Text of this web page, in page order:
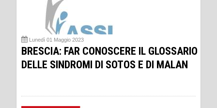
Lunedì 01 Maggio 2023
BRESCIA: FAR CONOSCERE IL GLOSSARIO
DELLE SINDROMI DI SOTOS E DI MALAN